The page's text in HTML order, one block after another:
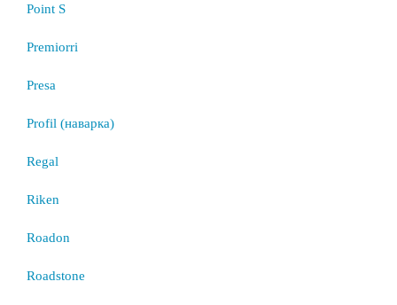
Point S
Premiorri
Presa
Profil (наварка)
Regal
Riken
Roadon
Roadstone